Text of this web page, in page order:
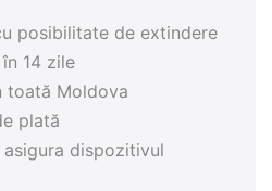
posibilitate de extindere
14 zile
Moldova
plată
dispozitivul